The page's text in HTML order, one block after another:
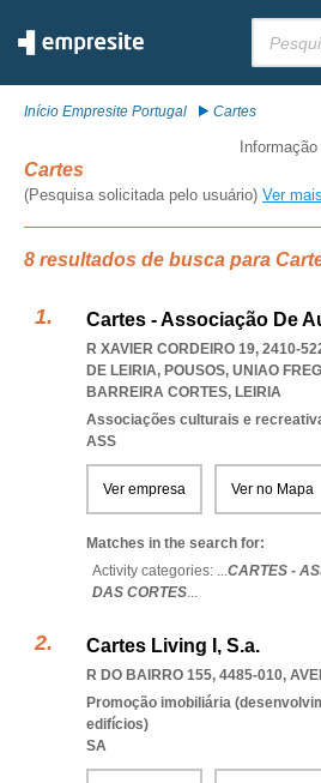
Início Empresite Portugal Cartes
Cartes
(Pesquisa solicitada pelo usuário) Ver
8 resultados de busca para
Cartes - Associação De
R XAVIER CORDEIRO 19, 2410-
DE LEIRIA, POUSOS, UNIAO
BARREIRA CORTES, LEIRIA
Associações culturais e
ASS
Ver empresa Ver no Mapa
Matches in the search for:
Activity categories: ...CARTES -
DAS CORTES...
Cartes Living I, S.a.
R DO BAIRRO 155, 4485-010,
Promoção imobiliária
edifícios)
SA